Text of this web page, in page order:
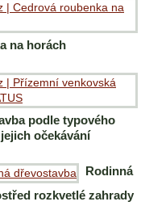
na horách
podle typového
očekávání
Rodinná
rozkvetlé zahrady